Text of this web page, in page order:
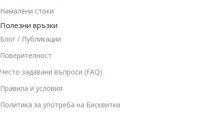
Намалени стоки
Полезни връзки
Блог / Публикации
Поверителност
Често задавани въпроси (FAQ)
Правила и условия
Политика за употреба на Бисквитки